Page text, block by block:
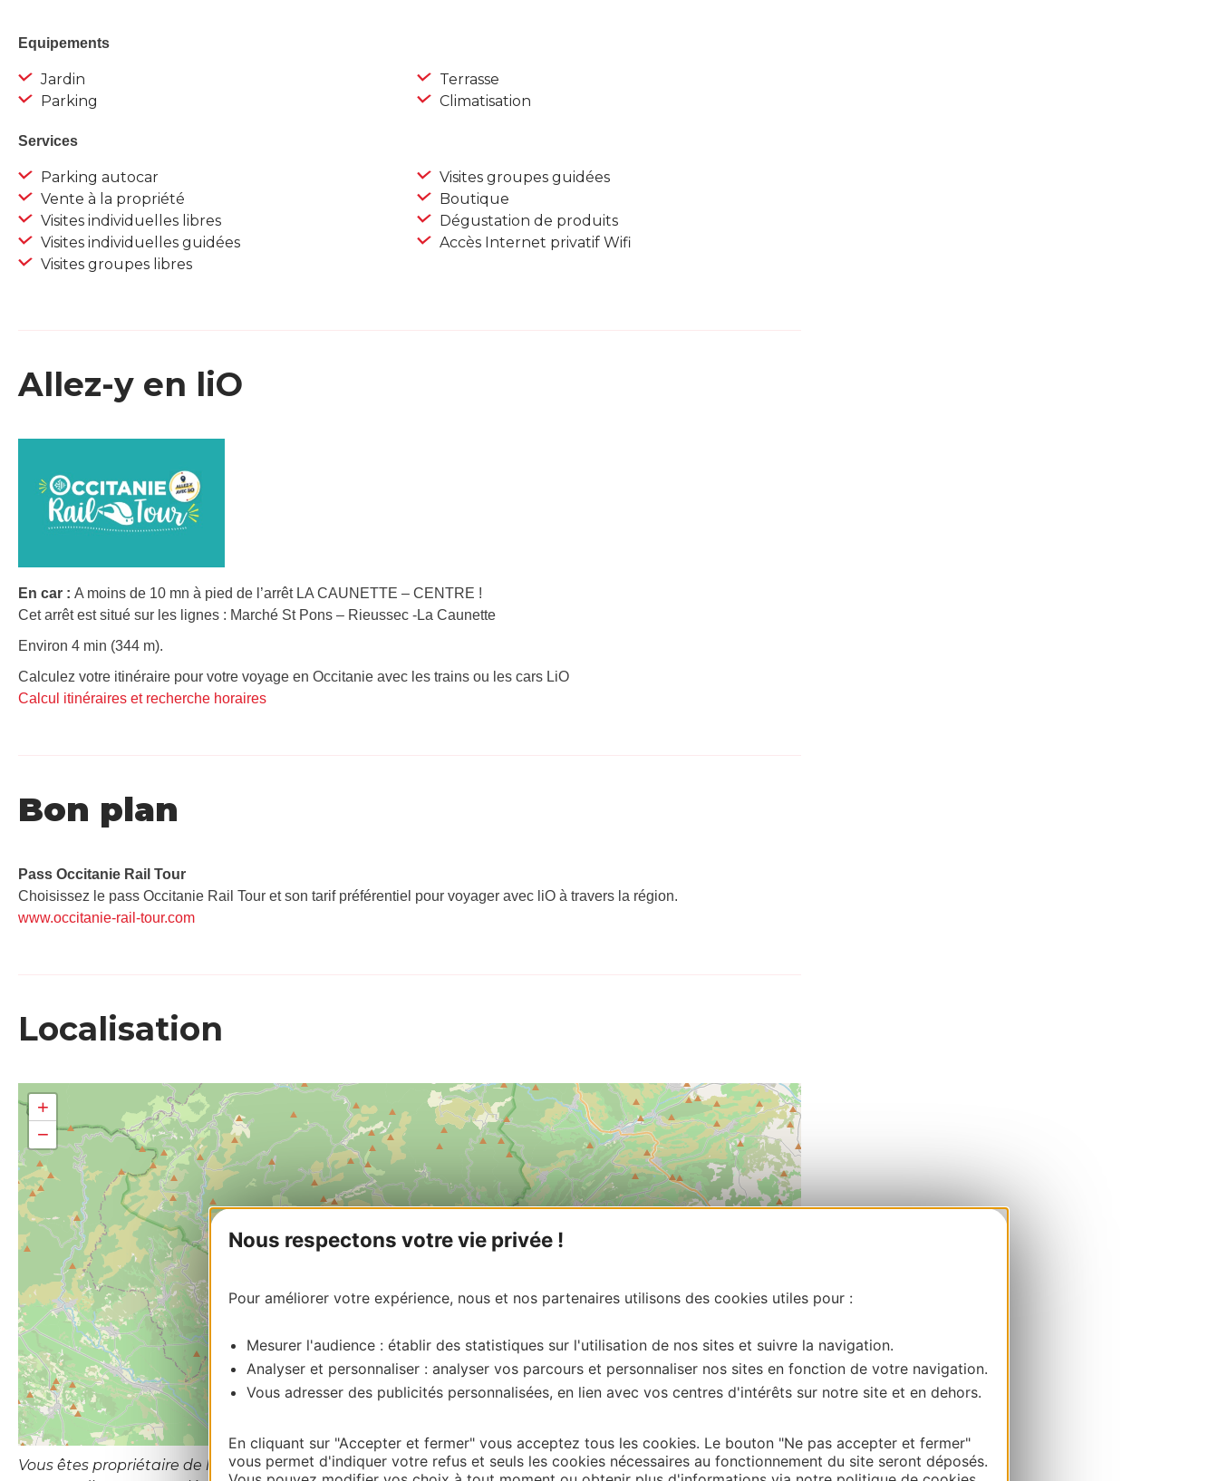
Nous respectons votre vie privée !
Pour améliorer votre expérience, nous et nos partenaires utilisons des cookies utiles pour :
Mesurer l'audience : établir des statistiques sur l'utilisation de nos sites et suivre la navigation.
Analyser et personnaliser : analyser vos parcours et personnaliser nos sites en fonction de votre navigation.
Vous adresser des publicités personnalisées, en lien avec vos centres d'intérêts sur notre site et en dehors.
En cliquant sur "Accepter et fermer" vous acceptez tous les cookies. Le bouton "Ne pas accepter et fermer"
vous permet d'indiquer votre refus et seuls les cookies nécessaires au fonctionnement du site seront déposés.
Equipements
Jardin
Parking
Terrasse
Climatisation
Services
Parking autocar
Vente à la propriété
Visites individuelles libres
Visites individuelles guidées
Visites groupes libres
Visites groupes guidées
Boutique
Dégustation de produits
Accès Internet privatif Wifi
Allez-y en liO
En car : A moins de 10 mn à pied de l’arrêt LA CAUNETTE – CENTRE !
Cet arrêt est situé sur les lignes : Marché St Pons – Rieussec -La Caunette
Environ 4 min (344 m).
Calculez votre itinéraire pour votre voyage en Occitanie avec les trains ou les cars LiO
Calcul itinéraires et recherche horaires
Bon plan
Pass Occitanie Rail Tour​
Choisissez le pass Occitanie Rail Tour et son tarif préférentiel pour voyager avec liO à travers la région.
www.occitanie-rail-tour.com
Localisation
+
−
Leaflet| Map data © OpenStreetMap contributors
Vous êtes propriétaire de l’établissement ou le gestionnaire de cette activité?